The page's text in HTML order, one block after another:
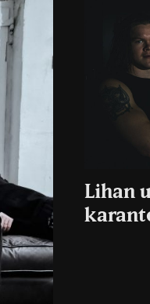
Lihan